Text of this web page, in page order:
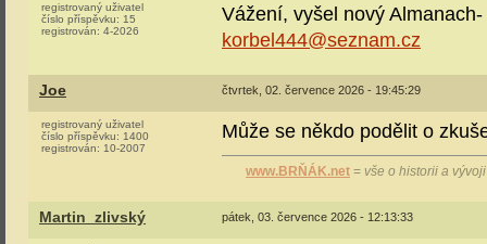
registrovaný uživatel
číslo příspěvku: 15
registrován: 4-2026
Vážení, vyšel nový
korbel444@seznam.cz
Joe čtvrtek, 02. července 2026 - 19:45:29
registrovaný uživatel
číslo příspěvku: 1400
registrován: 10-2007
Může se někdo podělit o
www.BRŇÁK.net = vše o historii a
Martin_zlivský pátek, 03. července 2026 - 12:13:33